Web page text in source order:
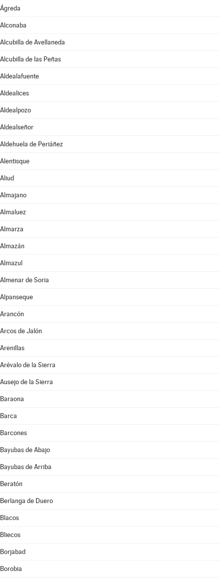
Ágreda
Alconaba
Alcubilla de Avellaneda
Alcubilla de las Peñas
Aldealafuente
Aldealices
Aldealpozo
Aldealseñor
Aldehuela de Periáñez
Alentisque
Aliud
Almajano
Almaluez
Almarza
Almazán
Almazul
Almenar de Soria
Alpanseque
Arancón
Arcos de Jalón
Arenillas
Arévalo de la Sierra
Ausejo de la Sierra
Baraona
Barca
Barcones
Bayubas de Abajo
Bayubas de Arriba
Beratón
Berlanga de Duero
Blacos
Bliecos
Borjabad
Borobia